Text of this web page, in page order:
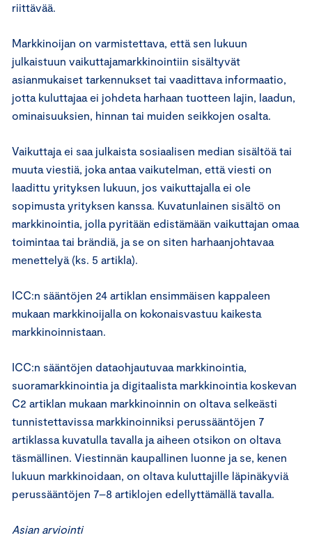
riittävää.
Markkinoijan on varmistettava, että sen lukuun
julkaistuun vaikuttajamarkkinointiin sisältyvät
asianmukaiset tarkennukset tai vaadittava informaatio,
jotta kuluttajaa ei johdeta harhaan tuotteen lajin, laadun,
ominaisuuksien, hinnan tai muiden seikkojen osalta.
Vaikuttaja ei saa julkaista sosiaalisen median sisältöä tai
muuta viestiä, joka antaa vaikutelman, että viesti on
laadittu yrityksen lukuun, jos vaikuttajalla ei ole
sopimusta yrityksen kanssa. Kuvatunlainen sisältö on
markkinointia, jolla pyritään edistämään vaikuttajan omaa
toimintaa tai brändiä, ja se on siten harhaanjohtavaa
menettelyä (ks. 5 artikla).
ICC:n sääntöjen 24 artiklan ensimmäisen kappaleen
mukaan markkinoijalla on kokonaisvastuu kaikesta
markkinoinnistaan.
ICC:n sääntöjen dataohjautuvaa markkinointia,
suoramarkkinointia ja digitaalista markkinointia koskevan
C2 artiklan mukaan markkinoinnin on oltava selkeästi
tunnistettavissa markkinoinniksi perussääntöjen 7
artiklassa kuvatulla tavalla ja aiheen otsikon on oltava
täsmällinen. Viestinnän kaupallinen luonne ja se, kenen
lukuun markkinoidaan, on oltava kuluttajille läpinäkyviä
perussääntöjen 7–8 artiklojen edellyttämällä tavalla.
Asian arviointi